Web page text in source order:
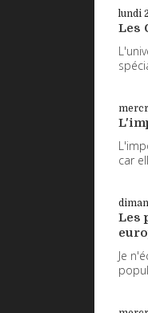
lundi
Les
car
Les
Je